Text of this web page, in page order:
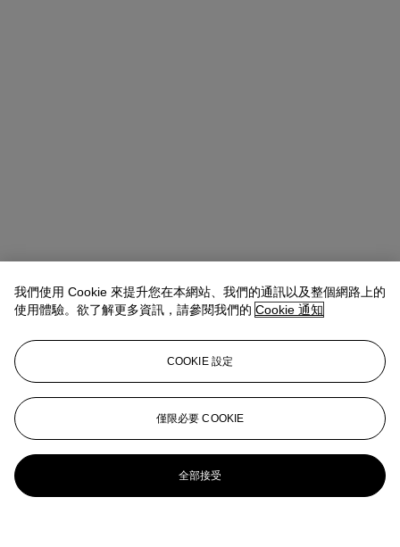
我們使用 Cookie 來提升您在本網站、我們的通訊以及整個網路上的
使用體驗。欲了解更多資訊，請參閱我們的 Cookie 通知
COOKIE 設定
僅限必要 COOKIE
全部接受